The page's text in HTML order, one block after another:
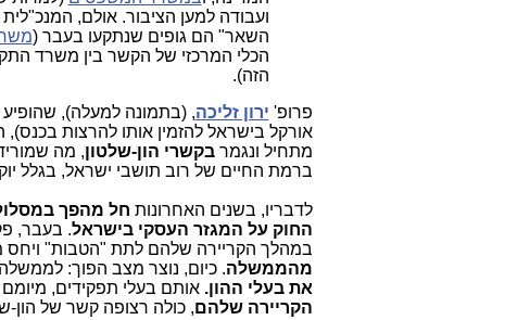
ועבודה למען הציבור. אולם,
השאר" הם גופים שנתקעו בעבר (
הכלי המרכזי של הקשר בין משרד
הזה).
פרופ' ירון זליכה, (בתמונה למעלה), שהופיע
אורקל בישראל להזמין אותו להרצות
מתחיל ונגמרבקשרי הון-שלטון, מה
ברמת החיים של רוב תושבי ישראל, בגלל
לדבריו, בשנים האחרונות חל מהפך
החוק על המגזר העסקי בישראל. בעבר,
במהלך הקריירה שלהם לתת "הטבות" ויחס
מהממשלה. כיום, נוצר מצב הפוך:
את בעלי ההון. אותם בעלי תפקידים,
הקריירה שלהם, כולה רצופה קשר של הון-